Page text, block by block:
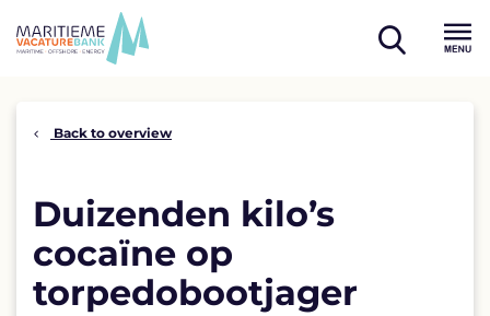
open
Back to overview
Duizenden kilo’s
cocaïne op
torpedobootjager